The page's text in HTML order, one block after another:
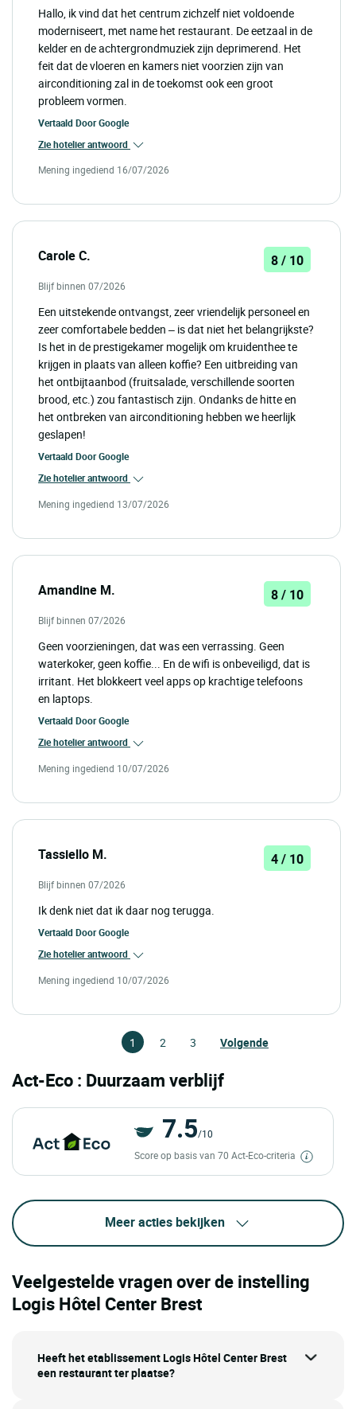
Hallo, ik vind dat het centrum zichzelf niet voldoende
moderniseert, met name het restaurant. De eetzaal in de
kelder en de achtergrondmuziek zijn deprimerend. Het
feit dat de vloeren en kamers niet voorzien zijn van
airconditioning zal in de toekomst ook een groot
probleem vormen.
Vertaald DoorGoogle
Zie hotelier antwoord
Mening ingediend 16/07/2026
Carole C. 8 / 10
Blijf binnen 07/2026
Een uitstekende ontvangst, zeer vriendelijk personeel en
zeer comfortabele bedden – is dat niet het belangrijkste?
Is het in de prestigekamer mogelijk om kruidenthee te
krijgen in plaats van alleen koffie? Een uitbreiding van
het ontbijtaanbod (fruitsalade, verschillende soorten
brood, etc.) zou fantastisch zijn. Ondanks de hitte en
het ontbreken van airconditioning hebben we heerlijk
geslapen!
Vertaald DoorGoogle
Zie hotelier antwoord
Mening ingediend 13/07/2026
Amandine M. 8 / 10
Blijf binnen 07/2026
Geen voorzieningen, dat was een verrassing. Geen
waterkoker, geen koffie... En de wifi is onbeveiligd, dat is
irritant. Het blokkeert veel apps op krachtige telefoons
en laptops.
Vertaald DoorGoogle
Zie hotelier antwoord
Mening ingediend 10/07/2026
Tassiello M. 4 / 10
Blijf binnen 07/2026
Ik denk niet dat ik daar nog terugga.
Vertaald DoorGoogle
Zie hotelier antwoord
Mening ingediend 10/07/2026
1 2 3 Volgende
Act-Eco : Duurzaam verblijf
7.5/10
Score op basis van 70 Act-Eco-criteria
Meer acties bekijken
Veelgestelde vragen over de instelling
Logis Hôtel Center Brest
Heeft het etablissement Logis Hôtel Center Brest
een restaurant ter plaatse?